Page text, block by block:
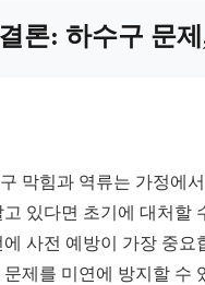
론: 하수구 문
막힘과 역류는 가정에
고 있다면 초기에 대처할
에 사전 예방이 가장 중요
문제를 미연에 방지할 수